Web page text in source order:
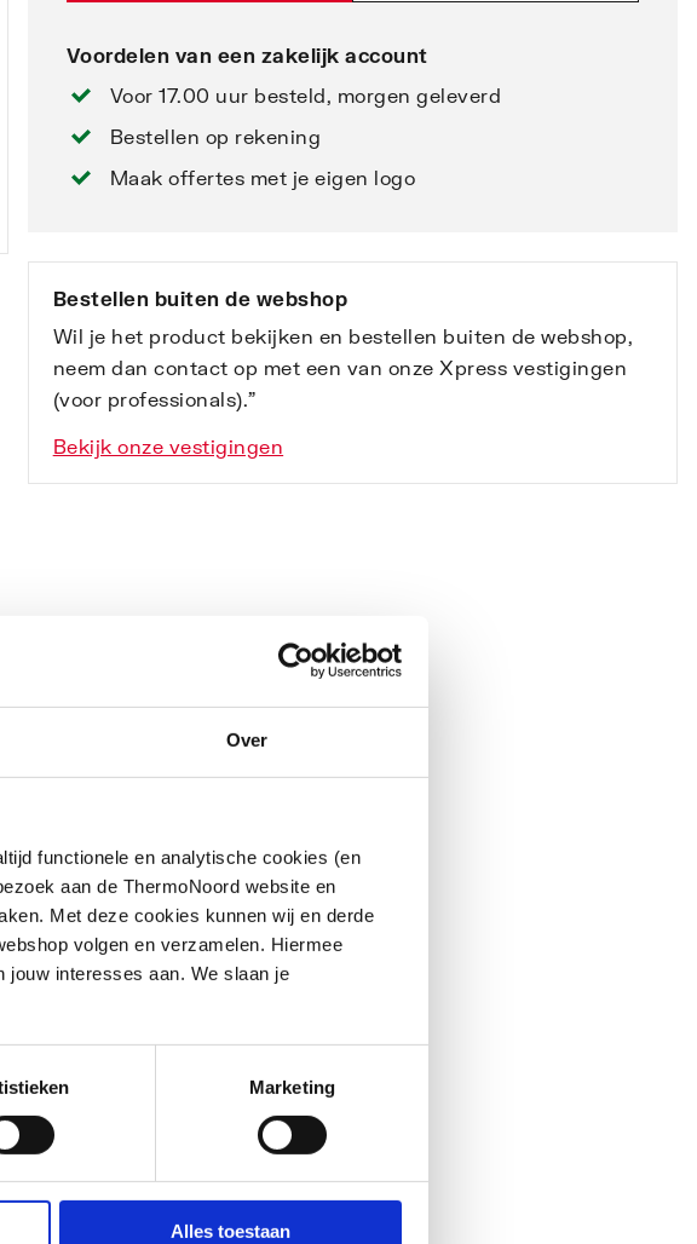
Over
functionele en analytische cookies (en
aan de ThermoNoord website en
Met deze cookies kunnen wij en derde
volgen en verzamelen. Hiermee
jouw interesses aan. We slaan je
Marketing
Alles toestaan
Voordelen van een zakelijk account
Voor 17.00 uur besteld, morgen geleverd
Bestellen op rekening
Maak offertes met je eigen logo
Bestellen buiten de webshop
Wil je het product bekijken en bestellen buiten de webshop,
neem dan contact op met een van onze Xpress vestigingen
(voor professionals).”
Bekijk onze vestigingen